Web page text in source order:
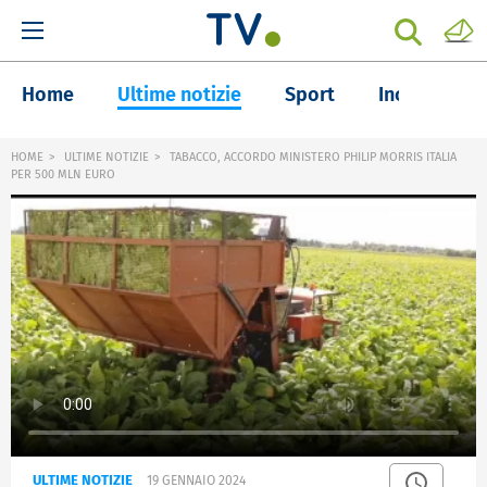
Home Ultime notizie Sport Inchieste
HOME ULTIME NOTIZIE
TABACCO, ACCORDO MINISTERO PHILIP MORRIS ITALIA
PER 500 MLN EURO
ULTIME NOTIZIE 19 GENNAIO 2024